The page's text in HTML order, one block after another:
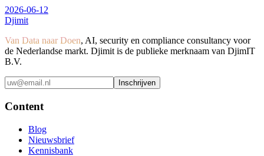
2026-06-12
Djimit
Van Data naar Doen, AI, security en compliance consultancy voor
de Nederlandse markt. Djimit is de publieke merknaam van DjimIT
B.V.
Inschrijven
Content
Blog
Nieuwsbrief
Kennisbank